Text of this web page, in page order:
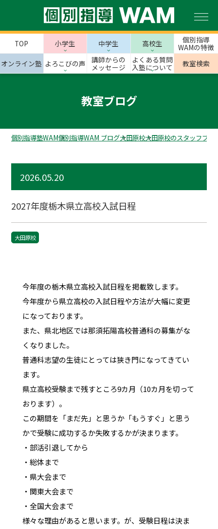
TOP 小学生 中学生 高校生
個別指導
WAMの特徴
オンライン塾 よろこびの声
講師からの
メッセージ
よくある質問
入塾について
教室検索
教室ブログ
個別指導塾WAM個別指導WAM ブログ大田原校大田原校のスタッフブロ
2026.05.20
2027年度栃木県立高校入試日程
大田原校
今年度の栃木県立高校入試日程を掲載致します。
今年度から県立高校の入試日程や方法が大幅に変更
になっております。
また、県北地区では那須拓陽高校普通科の募集がな
くなりました。
普通科志望の生徒にとっては狭き門になってきてい
ます。
県立高校受験まで残すところ9カ月（10カ月を切って
おります）。
この期間を「まだ先」と思うか「もうすぐ」と思う
かで受験に成功するか失敗するかが決まります。
・部活引退してから
・総体まで
・県大会まで
・関東大会まで
・全国大会まで
様々な理由があると思います。が、受験日程は決ま